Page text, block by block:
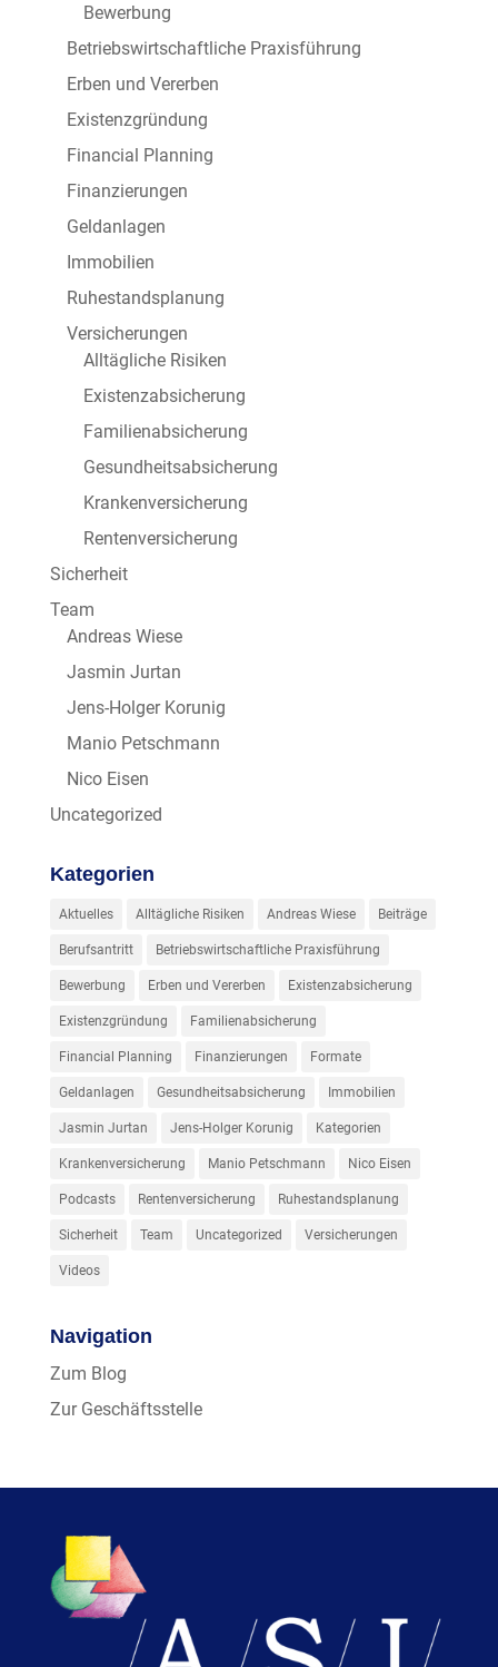
Bewerbung
Betriebswirtschaftliche Praxisführung
Erben und Vererben
Existenzgründung
Financial Planning
Finanzierungen
Geldanlagen
Immobilien
Ruhestandsplanung
Versicherungen
Alltägliche Risiken
Existenzabsicherung
Familienabsicherung
Gesundheitsabsicherung
Krankenversicherung
Rentenversicherung
Sicherheit
Team
Andreas Wiese
Jasmin Jurtan
Jens-Holger Korunig
Manio Petschmann
Nico Eisen
Uncategorized
Kategorien
Aktuelles Alltägliche Risiken Andreas Wiese Beiträge
Berufsantritt Betriebswirtschaftliche Praxisführung
Bewerbung Erben und Vererben Existenzabsicherung
Existenzgründung Familienabsicherung
Financial Planning Finanzierungen Formate
Geldanlagen Gesundheitsabsicherung Immobilien
Jasmin Jurtan Jens-Holger Korunig Kategorien
Krankenversicherung Manio Petschmann Nico Eisen
Podcasts Rentenversicherung Ruhestandsplanung
Sicherheit Team Uncategorized Versicherungen
Videos
Navigation
Zum Blog
Zur Geschäftsstelle